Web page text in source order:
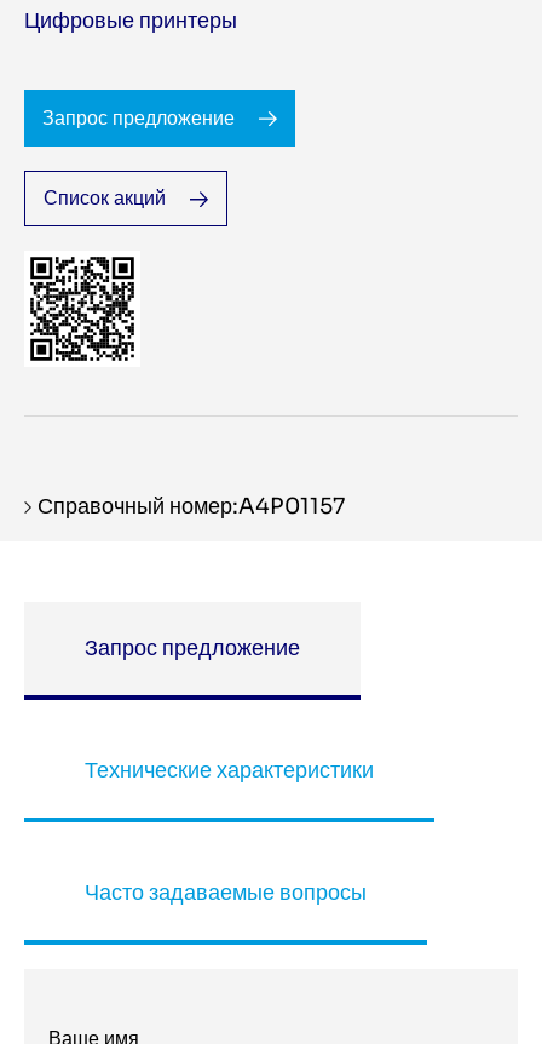
Цифровые принтеры
Запрос предложение
Список акций
Справочный номер:A4P01157
Запрос предложение
Технические характеристики
Часто задаваемые вопросы